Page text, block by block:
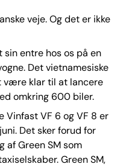
veje. Og det er ikke
entre hos os på en
Det vietnamesiske
være klar til at lancere
omkring 600 biler.
Vinfast VF 6 og VF 8 er
Det sker forud for
Green SM som
Green SM,